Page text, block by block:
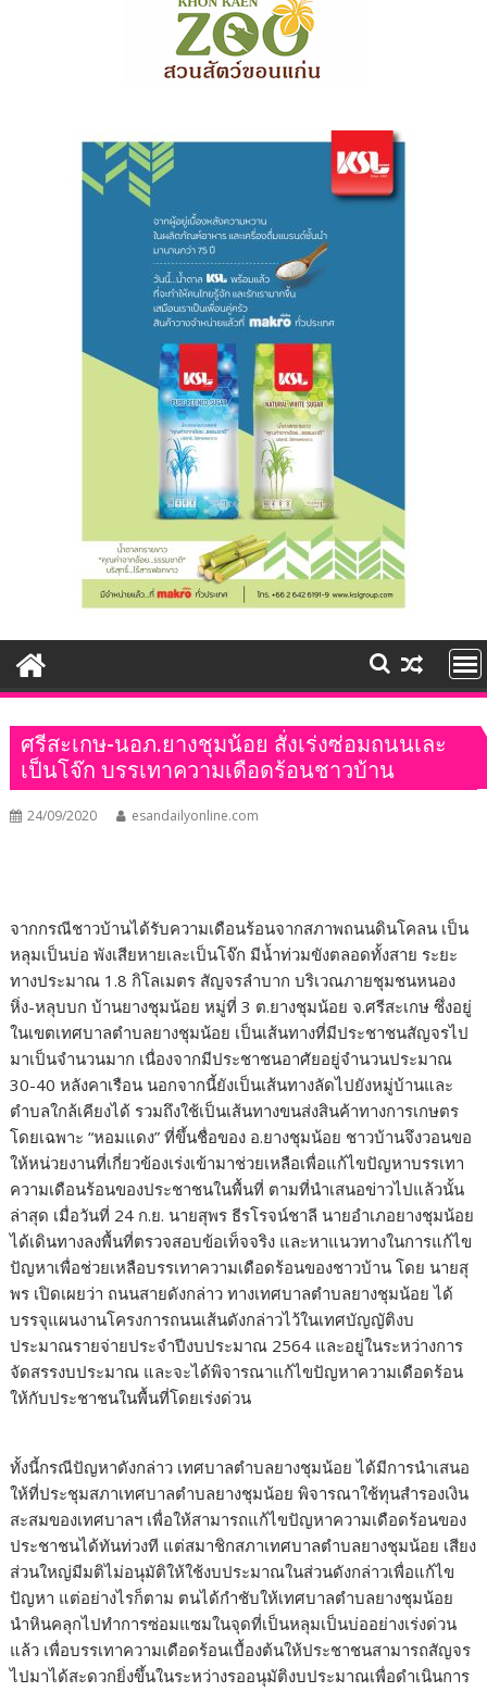
ศรีสะเกษ-นอภ.ยางชุมน้อย สั่งเร่งซ่อมถนนเละ
เป็นโจ๊ก บรรเทาความเดือดร้อนชาวบ้าน
24/09/2020 esandailyonline.com
จากกรณีชาวบ้านได้รับความเดือนร้อนจากสภาพถนนดินโคลน เป็น
หลุมเป็นบ่อ พังเสียหายเละเป็นโจ๊ก มีน้ำท่วมขังตลอดทั้งสาย ระยะ
ทางประมาณ 1.8 กิโลเมตร สัญจรลำบาก บริเวณภายชุมชนหนอง
หิ่ง-หลุบบก บ้านยางชุมน้อย หมู่ที่ 3 ต.ยางชุมน้อย จ.ศรีสะเกษ ซึ่งอยู่
ในเขตเทศบาลตำบลยางชุมน้อย เป็นเส้นทางที่มีประชาชนสัญจรไป
มาเป็นจำนวนมาก เนื่องจากมีประชาชนอาศัยอยู่จำนวนประมาณ
30-40 หลังคาเรือน นอกจากนี้ยังเป็นเส้นทางลัดไปยังหมู่บ้านและ
ตำบลใกล้เคียงได้ รวมถึงใช้เป็นเส้นทางขนส่งสินค้าทางการเกษตร
โดยเฉพาะ “หอมแดง” ที่ขึ้นชื่อของ อ.ยางชุมน้อย ชาวบ้านจึงวอนขอ
ให้หน่วยงานที่เกี่ยวข้องเร่งเข้ามาช่วยเหลือเพื่อแก้ไขปัญหาบรรเทา
ความเดือนร้อนของประชาชนในพื้นที่ ตามที่นำเสนอข่าวไปแล้วนั้น
ล่าสุด เมื่อวันที่ 24 ก.ย. นายสุพร ธีรโรจน์ชาลี นายอำเภอยางชุมน้อย
ได้เดินทางลงพื้นที่ตรวจสอบข้อเท็จจริง และหาแนวทางในการแก้ไข
ปัญหาเพื่อช่วยเหลือบรรเทาความเดือดร้อนของชาวบ้าน โดย นายสุ
พร เปิดเผยว่า ถนนสายดังกล่าว ทางเทศบาลตำบลยางชุมน้อย ได้
บรรจุแผนงานโครงการถนนเส้นดังกล่าวไว้ในเทศบัญญัติงบ
ประมาณรายจ่ายประจำปีงบประมาณ 2564 และอยู่ในระหว่างการ
จัดสรรงบประมาณ และจะได้พิจารณาแก้ไขปัญหาความเดือดร้อน
ให้กับประชาชนในพื้นที่โดยเร่งด่วน
ทั้งนี้กรณีปัญหาดังกล่าว เทศบาลตำบลยางชุมน้อย ได้มีการนำเสนอ
ให้ที่ประชุมสภาเทศบาลตำบลยางชุมน้อย พิจารณาใช้ทุนสำรองเงิน
สะสมของเทศบาลฯ เพื่อให้สามารถแก้ไขปัญหาความเดือดร้อนของ
ประชาชนได้ทันท่วงที แต่สมาชิกสภาเทศบาลตำบลยางชุมน้อย เสียง
ส่วนใหญ่มีมติไม่อนุมัติให้ใช้งบประมาณในส่วนดังกล่าวเพื่อแก้ไข
ปัญหา แต่อย่างไรก็ตาม ตนได้กำชับให้เทศบาลตำบลยางชุมน้อย
นำหินคลุกไปทำการซ่อมแซมในจุดที่เป็นหลุมเป็นบ่ออย่างเร่งด่วน
แล้ว เพื่อบรรเทาความเดือดร้อนเบื้องต้นให้ประชาชนสามารถสัญจร
ไปมาได้สะดวกยิ่งขึ้นในระหว่างรออนุมัติงบประมาณเพื่อดำเนินการ